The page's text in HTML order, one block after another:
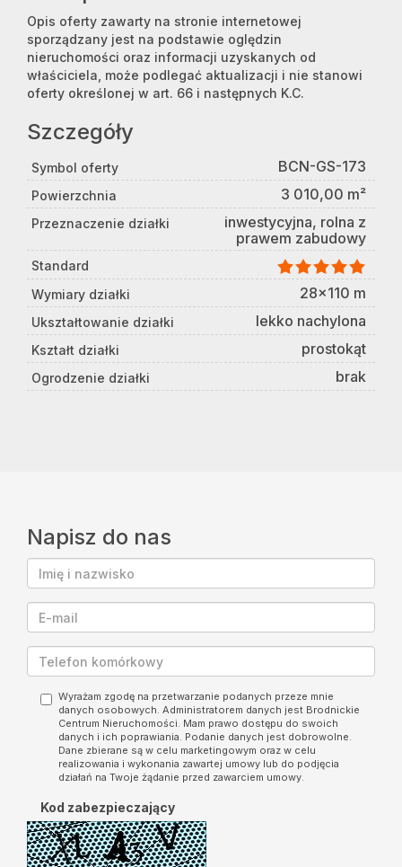
Opis oferty zawarty na stronie internetowej
sporządzany jest na podstawie oględzin
nieruchomości oraz informacji uzyskanych od
właściciela, może podlegać aktualizacji i nie stanowi
oferty określonej w art. 66 i następnych K.C.
Szczegóły
Symbol oferty BCN-GS-173
Powierzchnia 3 010,00 m²
Przeznaczenie działki
inwestycyjna, rolna z
prawem zabudowy
Standard
Wymiary działki
28x110 m
Ukształtowanie działki lekko nachylona
Kształt działki prostokąt
Ogrodzenie działki brak
Napisz do nas
Wyrażam zgodę na przetwarzanie podanych przeze mnie
danych osobowych. Administratorem danych jest Brodnickie
Centrum Nieruchomości. Mam prawo dostępu do swoich
danych i ich poprawiania. Podanie danych jest dobrowolne.
Dane zbierane są w celu marketingowym oraz w celu
realizowania i wykonania zawartej umowy lub do podjęcia
działań na Twoje żądanie przed zawarciem umowy.
Kod zabezpieczający